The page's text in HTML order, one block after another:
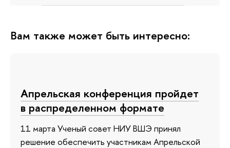
Вам также может быть интересно:
Апрельская конференция пройдет
в распределенном формате
11 марта Ученый совет НИУ ВШЭ принял
решение обеспечить участникам Апрельской